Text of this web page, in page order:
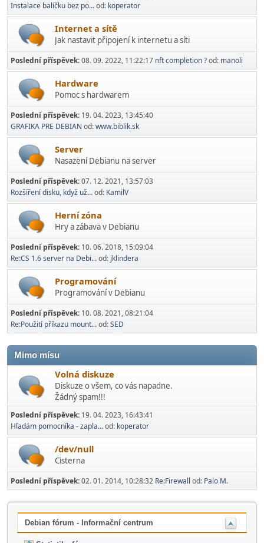
Instalace balíčku bez po...od: koperator
Internet a sítě
Jak nastavit připojení k internetu a síti
Poslední příspěvek:08. 09. 2022, 11:22:17 nft completion ?od: manoli
Hardware
Pomoc s hardwarem
Poslední příspěvek: 19. 04. 2023, 13:45:40
GRAFIKA PRE DEBIAN od:www.biblik.sk
Server
Nasazení Debianu na server
Poslední příspěvek:07. 12. 2021, 13:57:03
Rozšíření disku, když už...od: KamilV
Herní­ zóna
Hry a zábava v Debianu
Poslední příspěvek: 10. 06. 2018, 15:09:04
Re:CS 1.6 server na Debi...od: jklindera
Programování
Programování v Debianu
Poslední příspěvek: 10. 08. 2021, 08:21:04
Re:Použití příkazu mount...od:SED
Mimo mí­su
Volná diskuze
Diskuze o všem, co vás napadne.
Žádný spam!!!
Poslední příspěvek: 19. 04. 2023, 16:43:41
Hľadám pomocníka - zapla...od: koperator
/dev/null
Cisterna
Poslední příspěvek:02. 01. 2014, 10:28:32 Re:Firewall od: Palo M.
Debian fórum - Informační centrum